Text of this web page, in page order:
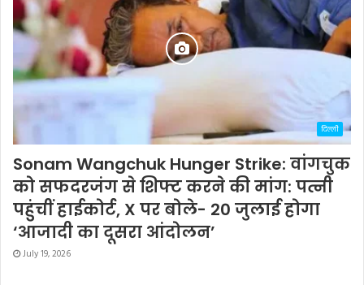
दिल्ली
Sonam Wangchuk Hunger Strike: वांगचुक
को सफदरजंग से शिफ्ट करने की मांग: पत्नी
पहुंचीं हाईकोर्ट, X पर बोले- 20 जुलाई होगा
‘आजादी का दूसरा आंदोलन’
July 19, 2026